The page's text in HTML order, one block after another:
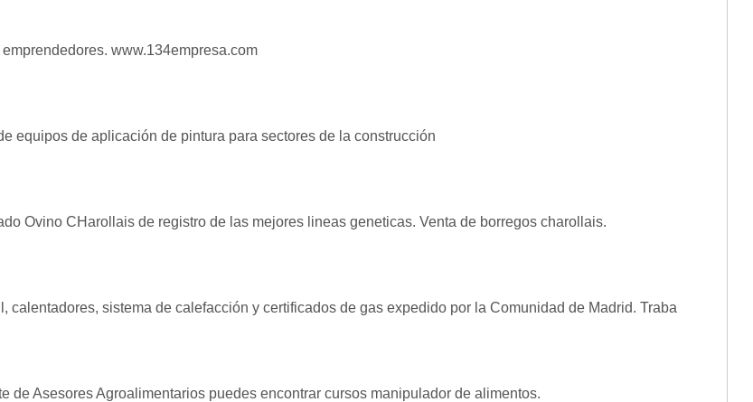
www.134empresa.com
equipos de aplicación de pintura para sectores de la construcción
Ovino CHarollais de registro de las mejores lineas geneticas. Venta de borregos charollais.
calentadores, sistema de calefacción y certificados de gas expedido por la Comunidad de Madrid. Traba
Asesores Agroalimentarios puedes encontrar cursos manipulador de alimentos.